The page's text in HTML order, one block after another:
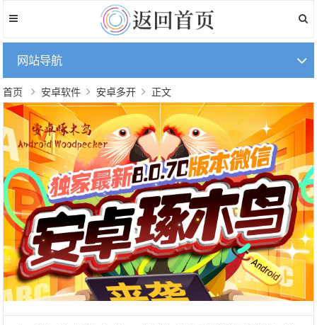
网站导航
首页 安卓软件 安卓多开 正文